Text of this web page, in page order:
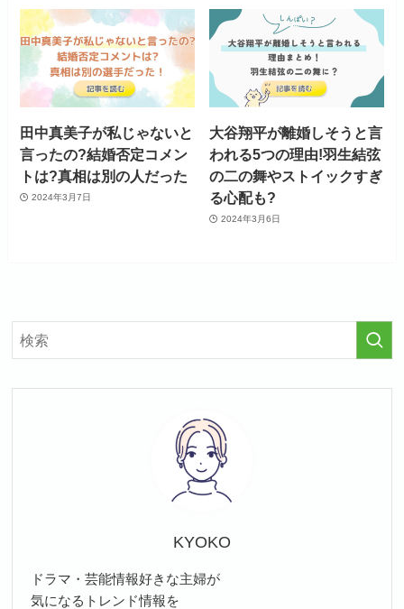
田中真美子が私じゃないと
言ったの?結婚否定コメン
トは?真相は別の人だった
2024年3月7日
大谷翔平が離婚しそうと言
われる5つの理由!羽生結弦
の二の舞やストイックすぎ
る心配も?
2024年3月6日
KYOKO
ドラマ・芸能情報好きな主婦が
気になるトレンド情報を